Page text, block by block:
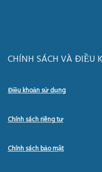
CHÍNH SÁCH VÀ ĐIỀU
Điều khoản sử dụng
Chính sách riêng tư
Chính sách bảo mật